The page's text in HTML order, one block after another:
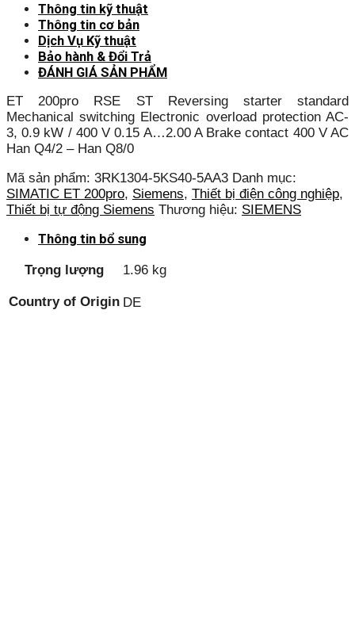
Thông tin kỹ thuật
Thông tin cơ bản
Dịch Vụ Kỹ thuật
Bảo hành & Đổi Trả
ĐÁNH GIÁ SẢN PHẨM
ET 200pro RSE ST Reversing starter standard
Mechanical switching Electronic overload protection AC-
3, 0.9 kW / 400 V 0.15 A…2.00 A Brake contact 400 V AC
Han Q4/2 – Han Q8/0
Mã sản phẩm: 3RK1304-5KS40-5AA3 Danh mục:
SIMATIC ET 200pro, Siemens, Thiết bị điện công nghiệp,
Thiết bị tự động Siemens Thương hiệu: SIEMENS
Thông tin bổ sung
Trọng lượng 1.96 kg
Country of Origin DE